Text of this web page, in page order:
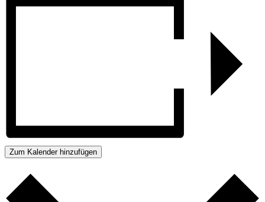
Zum Kalender hinzufügen